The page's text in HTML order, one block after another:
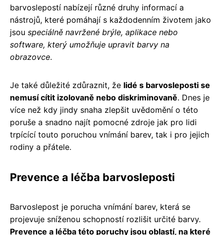
barvoslepostí nabízejí různé druhy informací a
nástrojů, které pomáhají s každodenním životem jako
jsou speciálně navržené brýle, aplikace nebo
software, který umožňuje upravit barvy na
obrazovce.
Je také důležité zdůraznit, že lidé s barvosleposti se
nemusí cítit izolovaně nebo diskriminovaně. Dnes je
více než kdy jindy snaha zlepšit uvědomění o této
poruše a snadno najít pomocné zdroje jak pro lidi
trpícící touto poruchou vnímání barev, tak i pro jejich
rodiny a přátele.
Prevence a léčba barvosleposti
Barvoslepost je porucha vnímání barev, která se
projevuje sníženou schopností rozlišit určité barvy.
Prevence a léčba této poruchy jsou oblastí, na které